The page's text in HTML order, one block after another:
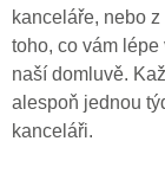
kanceláře, nebo
toho, co vám
naší domluvě.
alespoň jednou
kanceláři.